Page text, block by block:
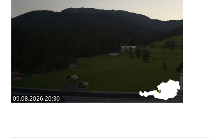
09.08.2026 20:30